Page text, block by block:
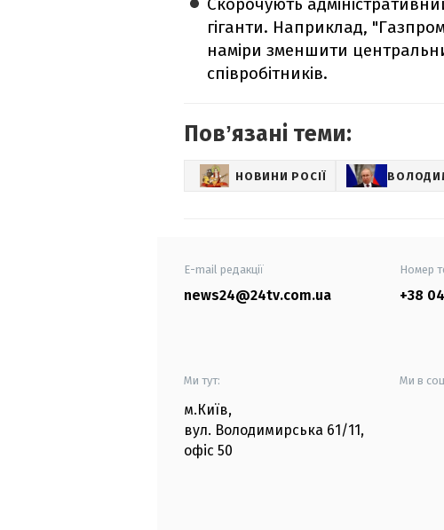
Скорочують
гіганти. Наприклад,
наміри зменшити
співробітників.
Повʼязані теми:
НОВИНИ РОСІЇ
E-mail редакції
news24@24tv.com.ua
Номер
+38
Ми тут:
м.Київ,
вул. Володимирська 61/11,
офіс 50
Ми в